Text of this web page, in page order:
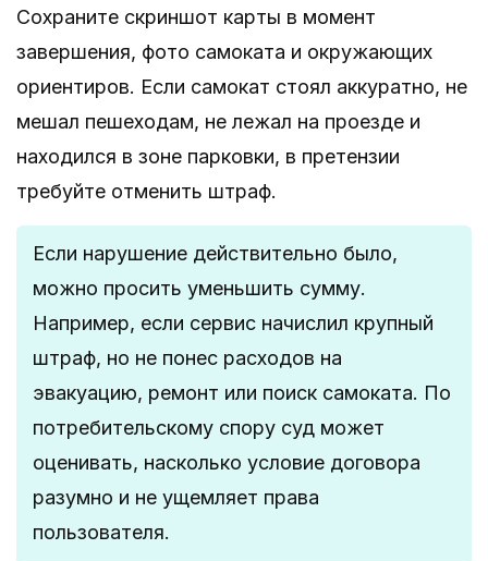
Сохраните скриншот карты в момент
завершения, фото самоката и окружающих
ориентиров. Если самокат стоял аккуратно, не
мешал пешеходам, не лежал на проезде и
находился в зоне парковки, в претензии
требуйте отменить штраф.
Если нарушение действительно было,
можно просить уменьшить сумму.
Например, если сервис начислил крупный
штраф, но не понес расходов на
эвакуацию, ремонт или поиск самоката. По
потребительскому спору суд может
оценивать, насколько условие договора
разумно и не ущемляет права
пользователя.